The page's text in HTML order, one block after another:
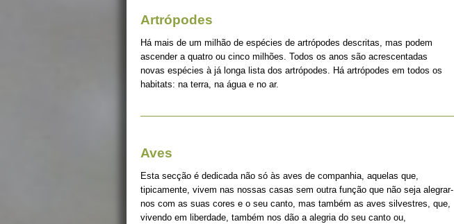
Artrópodes
Há mais de um milhão de espécies de artrópodes descritas, mas podem
ascender a quatro ou cinco milhões. Todos os anos são acrescentadas
novas espécies à já longa lista dos artrópodes. Há artrópodes em todos os
habitats: na terra, na água e no ar.
Aves
Esta secção é dedicada não só às aves de companhia, aquelas que,
tipicamente, vivem nas nossas casas sem outra função que não seja alegrar-
nos com as suas cores e o seu canto, mas também as aves silvestres, que,
vivendo em liberdade, também nos dão a alegria do seu canto ou,